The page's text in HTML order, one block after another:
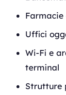
Uffici
Wi-Fi e
terminal
Strutture